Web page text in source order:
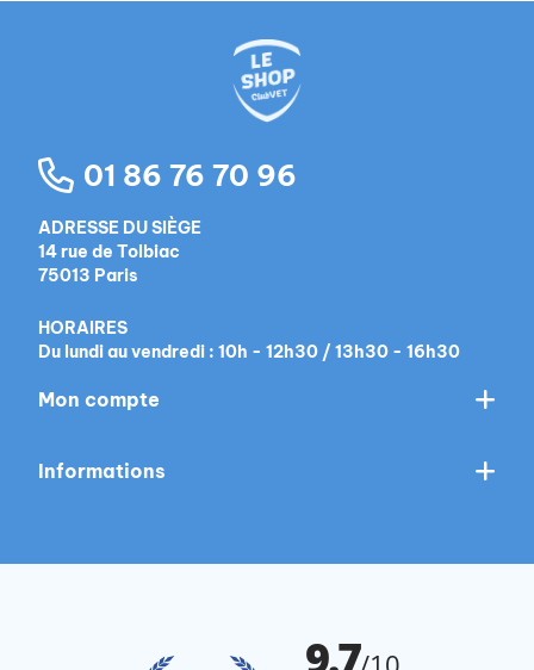
01 86 76 70 96
ADRESSE DU SIÈGE
14 rue de Tolbiac
75013 Paris
HORAIRES
Du lundi au vendredi : 10h - 12h30 / 13h30 - 16h30
Mon compte
Informations